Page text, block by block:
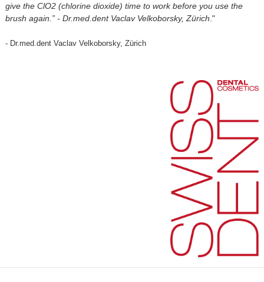
give the ClO2 (chlorine dioxide) time to work before you use the
brush again.” - Dr.med.dent Vaclav Velkoborsky, Zürich ."
- Dr.med.dent Vaclav Velkoborsky, Zürich⠀